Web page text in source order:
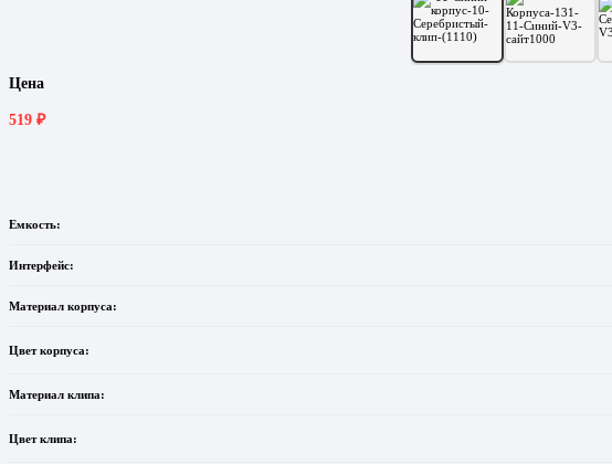
Цена
519 ₽
Емкость:
Интерфейс:
Материал корпуса:
Цвет корпуса:
Материал клипа:
Цвет клипа: